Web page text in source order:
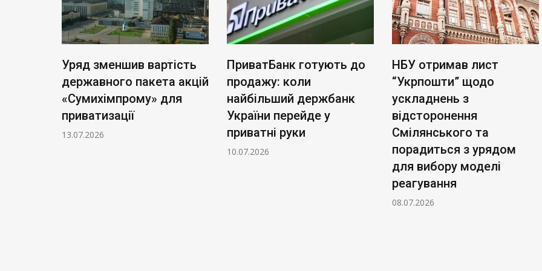
Уряд зменшив вартість
державного пакета акцій
«Сумихімпрому» для
приватизації
13.07.2026
ПриватБанк готують до
продажу: коли
найбільший держбанк
України перейде у
приватні руки
10.07.2026
НБУ отримав лист
“Укрпошти” щодо
ускладнень з
відсторонення
Смілянського та
порадиться з урядом
для вибору моделі
реагування
08.07.2026